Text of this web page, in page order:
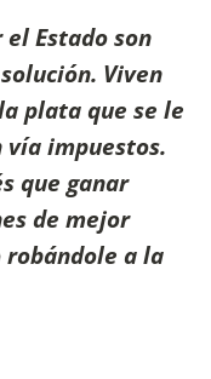
Estado son
Viven
plata que se le
impuestos.
que ganar
de mejor
a la